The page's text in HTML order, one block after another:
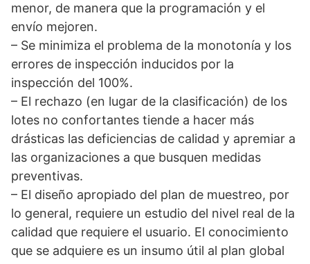
menor, de manera que la programación y el
envío mejoren.
– Se minimiza el problema de la monotonía y los
errores de inspección inducidos por la
inspección del 100%.
– El rechazo (en lugar de la clasificación) de los
lotes no confortantes tiende a hacer más
drásticas las deficiencias de calidad y apremiar a
las organizaciones a que busquen medidas
preventivas.
– El diseño apropiado del plan de muestreo, por
lo general, requiere un estudio del nivel real de la
calidad que requiere el usuario. El conocimiento
que se adquiere es un insumo útil al plan global